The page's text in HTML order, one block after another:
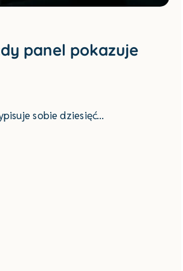
panel pokazuje
sobie dziesięć